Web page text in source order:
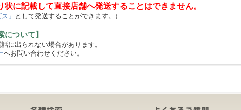
に記載して直接店舗へ発送することはできません。
」 として発送することができます。）
について】
に出られない場合があります。
へお問い合わせください。